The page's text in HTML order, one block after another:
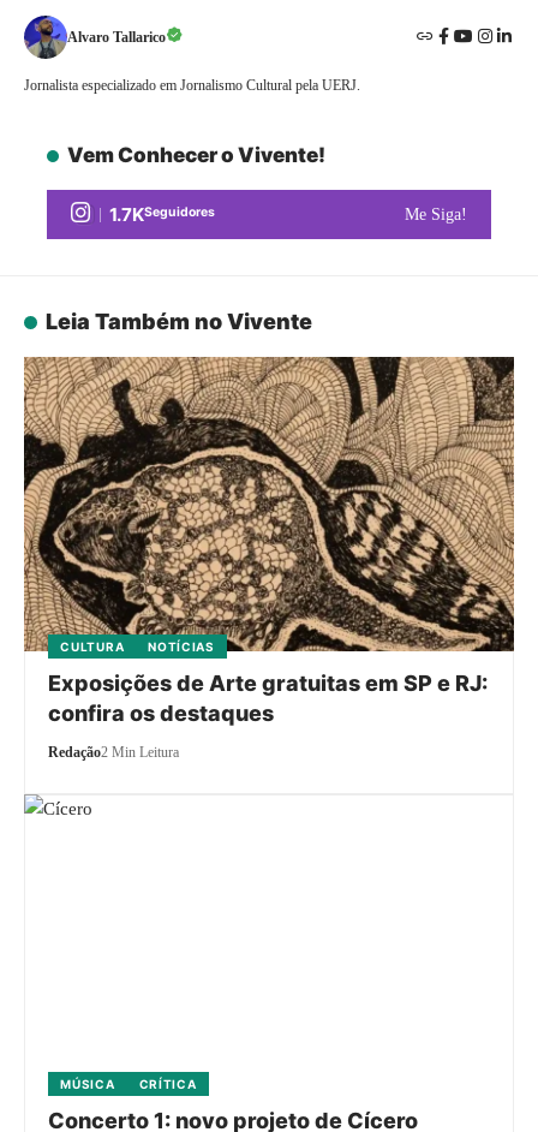
Alvaro Tallarico
Jornalista especializado em Jornalismo Cultural pela UERJ.
Vem Conhecer o Vivente!
1.7KSeguidores Me Siga!
Leia Também no Vivente
CULTURA NOTÍCIAS
Exposições de Arte gratuitas em SP e RJ:
confira os destaques
Redação2 Min Leitura
MÚSICA CRÍTICA
Concerto 1: novo projeto de Cícero